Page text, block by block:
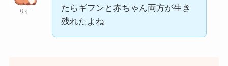
りす
たらギフンと赤ちゃん両方が生き
残れたよね